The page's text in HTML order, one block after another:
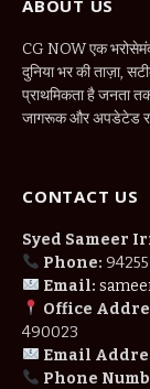
ABOUT US
CG NOW एक
दुनिया भर की ताज़ा,
प्राथमिकता है जनता
जागरूक और अपडेटेड
CONTACT US
Syed Sameer
Phone:
Email:
Office
490023
Email
Phone